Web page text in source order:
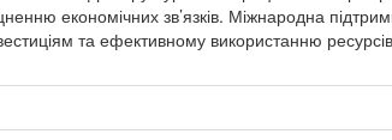
економічних зв’язків. Міжнародна
та ефективному використанню